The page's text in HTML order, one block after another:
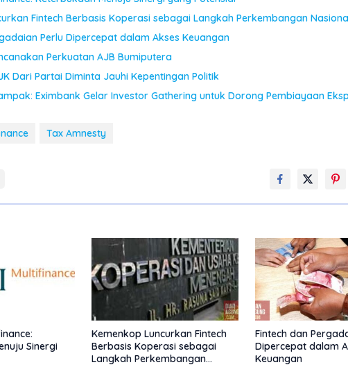
Fintech Berbasis Koperasi sebagai Langkah Perkembangan
Perlu Dipercepat dalam Akses Keuangan
Perkuatan AJB Bumiputera
Dari Partai Diminta Jauhi Kepentingan Politik
Eximbank Gelar Investor Gathering untuk Dorong Pembiayaan
Tax Amnesty
Sinergi
Kemenkop Luncurkan Fintech
Berbasis Koperasi sebagai
Langkah Perkembangan
Fintech dan
Dipercepat dalam
Keuangan